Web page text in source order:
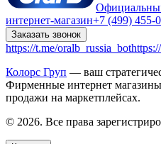
интернет-магазин+7 (499) 455-
Заказать звонок
https://t.me/oralb_russia_bot
Колорс Груп — ваш
Фирменные интернет
продажи на маркетплейсах.
© 2026. Все права